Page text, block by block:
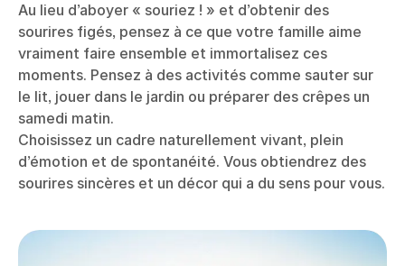
Au lieu d’aboyer « souriez ! » et d’obtenir des
sourires figés, pensez à ce que votre famille aime
vraiment faire ensemble et immortalisez ces
moments. Pensez à des activités comme sauter sur
le lit, jouer dans le jardin ou préparer des crêpes un
samedi matin.
Choisissez un cadre naturellement vivant, plein
d’émotion et de spontanéité. Vous obtiendrez des
sourires sincères et un décor qui a du sens pour vous.